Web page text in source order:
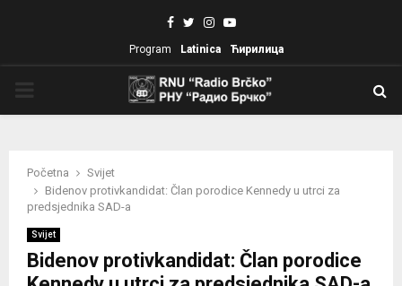
Facebook
TwitterInstagram
Youtube
Program Latinica Ћирилица
Početna
Svijet
Bidenov protivkandidat: Član porodice Kennedy u utrci za
predsjednika SAD-a
Svijet
Bidenov protivkandidat: Član porodice